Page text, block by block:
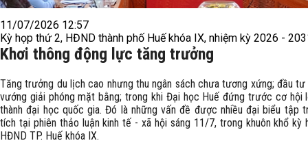
11/07/2026 12:57
Kỳ họp thứ 2, HĐND thành phố Huế khóa IX, nhiệm kỳ 2026 -
Khơi thông động lực tăng trưởng
Tăng trưởng du lịch cao nhưng thu ngân sách chưa tương xứng; đầu
vướng giải phóng mặt bằng; trong khi Đại học Huế đứng trước cơ hội
thành đại học quốc gia. Đó là những vấn đề được nhiều đại biểu tập
tích tại phiên thảo luận kinh tế - xã hội sáng 11/7, trong khuôn khổ kỳ
HĐND TP. Huế khóa IX.